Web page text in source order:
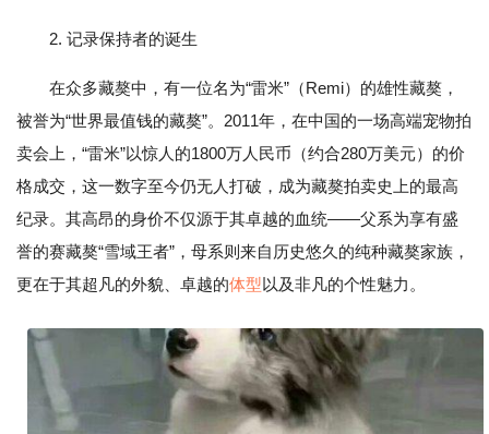
2. 记录保持者的诞生
在众多藏獒中，有一位名为“雷米”（Remi）的雄性藏獒，
被誉为“世界最值钱的藏獒”。2011年，在中国的一场高端宠物拍
卖会上，“雷米”以惊人的1800万人民币（约合280万美元）的价
格成交，这一数字至今仍无人打破，成为藏獒拍卖史上的最高
纪录。其高昂的身价不仅源于其卓越的血统——父系为享有盛
誉的赛藏獒“雪域王者”，母系则来自历史悠久的纯种藏獒家族，
更在于其超凡的外貌、卓越的体型以及非凡的个性魅力。